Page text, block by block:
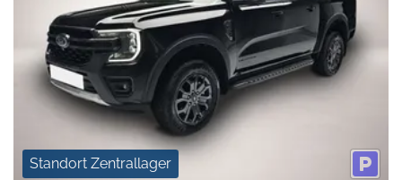
Standort Zentrallager